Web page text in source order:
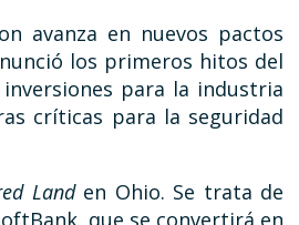
avanza en nuevos pactos
los primeros hitos del
para la industria
críticas para la seguridad
Landen Ohio. Se trata de
que se convertirá en